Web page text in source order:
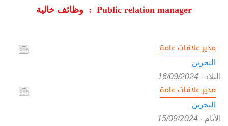
وظائف خالية : Public relation manager
مدير علاقات عامة
البحرين
البلاد -
16/09/2024
مدير علاقات عامة
البحرين
الأيام -
15/09/2024